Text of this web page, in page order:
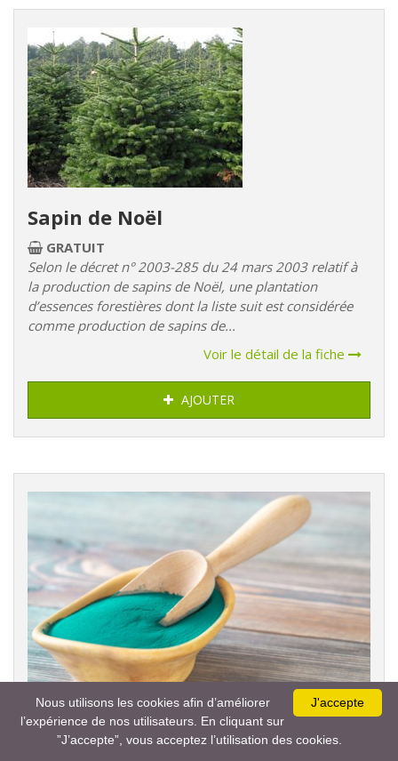
Sapin de Noël
GRATUIT
Selon le décret n° 2003-285 du 24 mars 2003 relatif à
la production de sapins de Noël, une plantation
d’essences forestières dont la liste suit est considérée
comme production de sapins de...
Voir le détail de la fiche
AJOUTER
J'accepte
Nous utilisons les cookies afin d’améliorer
l’expérience de nos utilisateurs. En cliquant sur
”J’accepte”, vous acceptez l’utilisation des cookies.